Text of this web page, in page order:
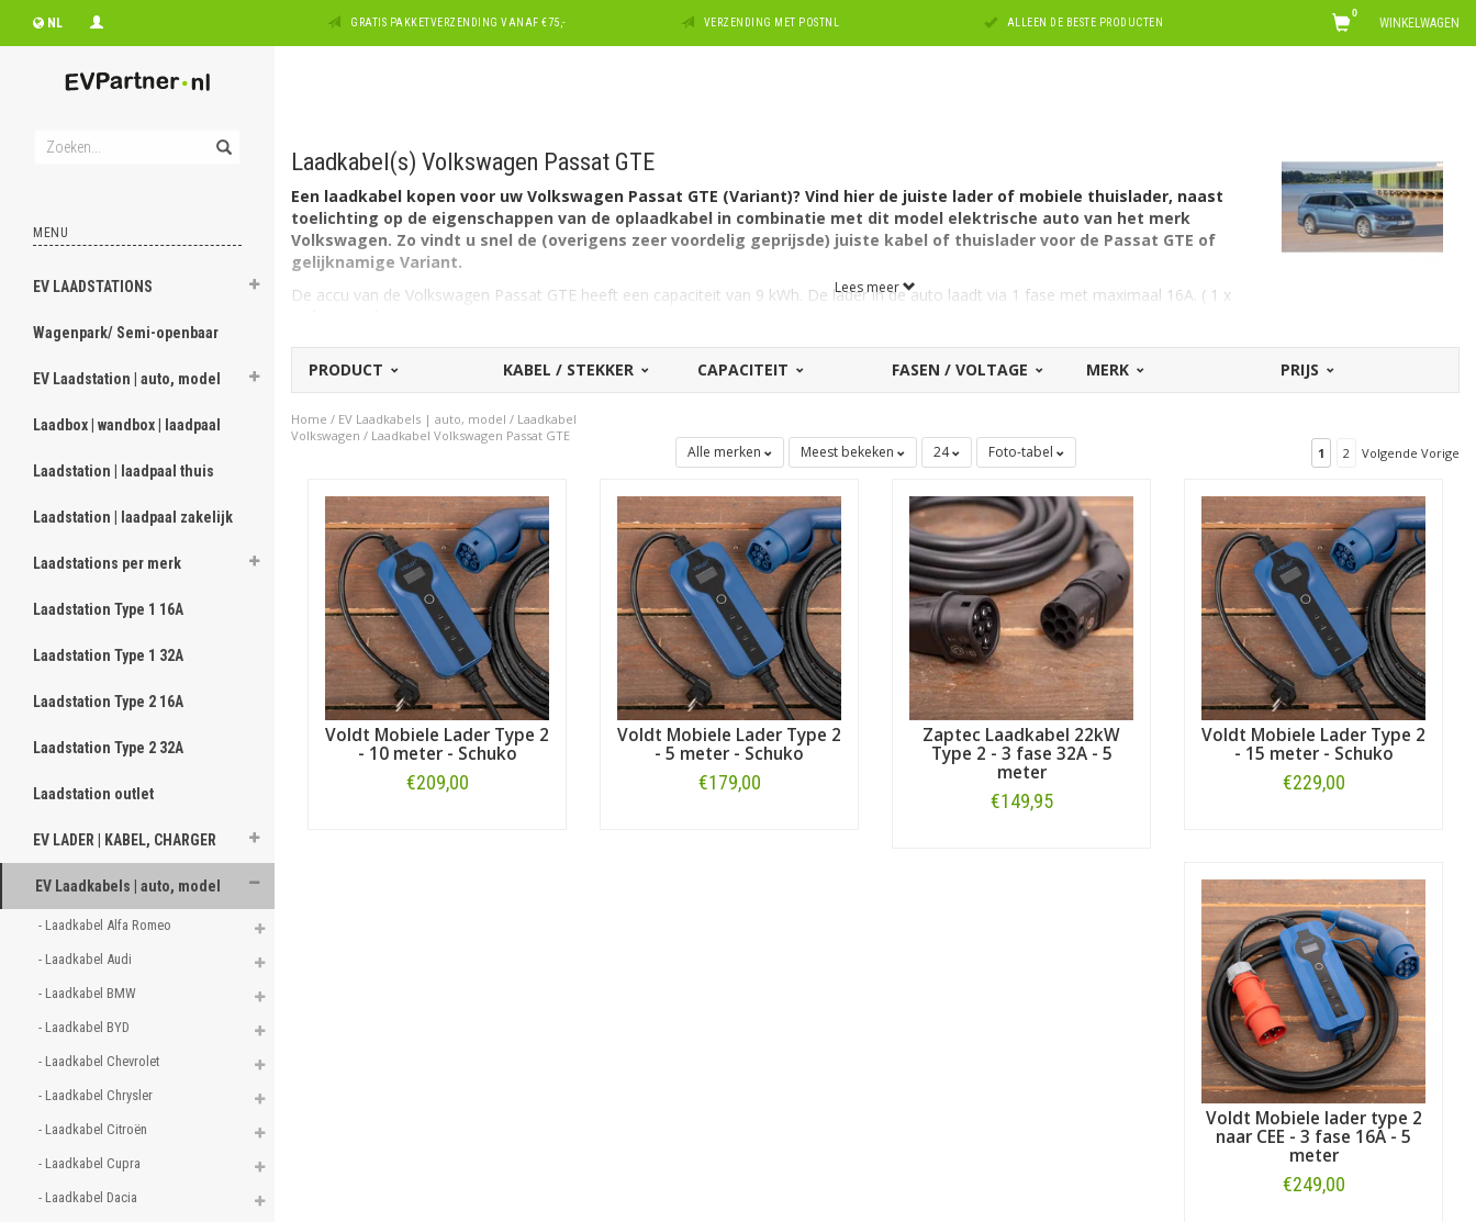
NL GRATIS PAKKETVERZENDING VANAF €75,- VERZENDING MET POSTNL ALLEEN DE BESTE PRODUCTEN WINKELWAGEN
0
MENU
EV LAADSTATIONS
Wagenpark/ Semi-openbaar
EV Laadstation | auto, model
Laadbox | wandbox | laadpaal
Laadstation | laadpaal thuis
Laadstation | laadpaal zakelijk
Laadstations per merk
Laadstation Type 1 16A
Laadstation Type 1 32A
Laadstation Type 2 16A
Laadstation Type 2 32A
Laadstation outlet
EV LADER | KABEL, CHARGER
EV Laadkabels | auto, model
- Laadkabel Alfa Romeo
- Laadkabel Audi
- Laadkabel BMW
- Laadkabel BYD
- Laadkabel Chevrolet
- Laadkabel Chrysler
- Laadkabel Citroën
- Laadkabel Cupra
- Laadkabel Dacia
Laadkabel(s) Volkswagen Passat GTE
Een laadkabel kopen voor uw Volkswagen Passat GTE (Variant)? Vind hier de juiste lader of mobiele thuislader, naast
toelichting op de eigenschappen van de oplaadkabel in combinatie met dit model elektrische auto van het merk
Volkswagen. Zo vindt u snel de (overigens zeer voordelig geprijsde) juiste kabel of thuislader voor de Passat GTE of
gelijknamige Variant.
De accu van de Volkswagen Passat GTE heeft een capaciteit van 9 kWh. De lader in de auto laadt via 1 fase met maximaal 16A. ( 1 x
Welk type laadkabel voor de Volkswagen Passat GTE?
De Volkswagen Passat GTE (Variant) heeft aan autozijde een aansluiting Type 2 en kan laden via 1 fase met 16 ampère. Hiervoor is een
EV laadkabel Type 2, 1 fase, 16A geschikt.
Belangrijk te weten
Beide modellen van de Volkswagen Passat GTE kunnen alleen overweg met laadkabels van 16A.
zoek naar een kabel voor een ander merk dan Volkswagen? Maak dan uw keuze bij ons uitgebreide overzicht metlaadkabels voor alle
automerken. Of kijk, zoals vermeld, hieronder voor alle laders en thuisladers die geschikt zijn voor het model Passat GTE
Lees meer
PRODUCT KABEL / STEKKER CAPACITEIT FASEN / VOLTAGE MERK PRIJS
Home / EV Laadkabels | auto, model / Laadkabel
Volkswagen / Laadkabel Volkswagen Passat GTE
Alle merken Meest bekeken 24 Foto-tabel 1 2 Volgende Vorige
Voldt Mobiele Lader Type 2
- 10 meter - Schuko
€209,00
Voldt Mobiele Lader Type 2
- 5 meter - Schuko
€179,00
Zaptec Laadkabel 22kW
Type 2 - 3 fase 32A - 5
meter
€149,95
Voldt Mobiele Lader Type 2
- 15 meter - Schuko
€229,00
Voldt Mobiele lader type 2
naar CEE - 3 fase 16A - 5
meter
€249,00